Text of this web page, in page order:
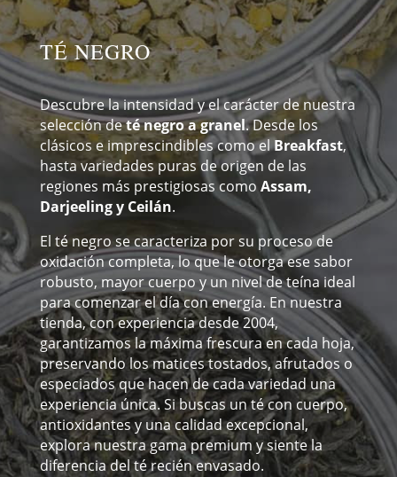
TÉ NEGRO
Descubre la intensidad y el carácter de nuestra
selección deté negro a granel. Desde los
clásicos e imprescindibles como elBreakfast,
hasta variedades puras de origen de las
regiones más prestigiosas como Assam,
Darjeeling y Ceilán.
El té negro se caracteriza por su proceso de
oxidación completa, lo que le otorga ese sabor
robusto, mayor cuerpo y un nivel de teína ideal
para comenzar el día con energía. En nuestra
tienda, con experiencia desde 2004,
garantizamos la máxima frescura en cada hoja,
preservando los matices tostados, afrutados o
especiados que hacen de cada variedad una
experiencia única. Si buscas un té con cuerpo,
antioxidantes y una calidad excepcional,
explora nuestra gama premium y siente la
diferencia del té recién envasado.